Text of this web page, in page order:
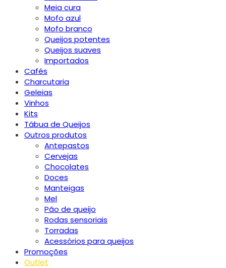
Meia cura
Mofo azul
Mofo branco
Queijos potentes
Queijos suaves
Importados
Cafés
Charcutaria
Geleias
Vinhos
Kits
Tábua de Queijos
Outros produtos
Antepastos
Cervejas
Chocolates
Doces
Manteigas
Mel
Pão de queijo
Rodas sensoriais
Torradas
Acessórios para queijos
Promoções
Outlet